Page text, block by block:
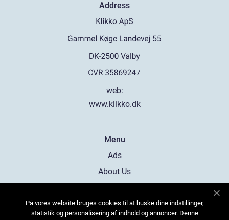
Address
web:
www.klikko.dk
Menu
Ads
About Us
Contact
På vores website bruges cookies til at huske dine indstillinger,
statistik og personalisering af indhold og annoncer. Denne